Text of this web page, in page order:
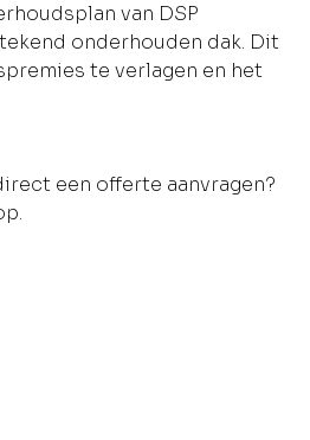
van DSP
onderhouden dak. Dit
te verlagen en het
een offerte aanvragen?